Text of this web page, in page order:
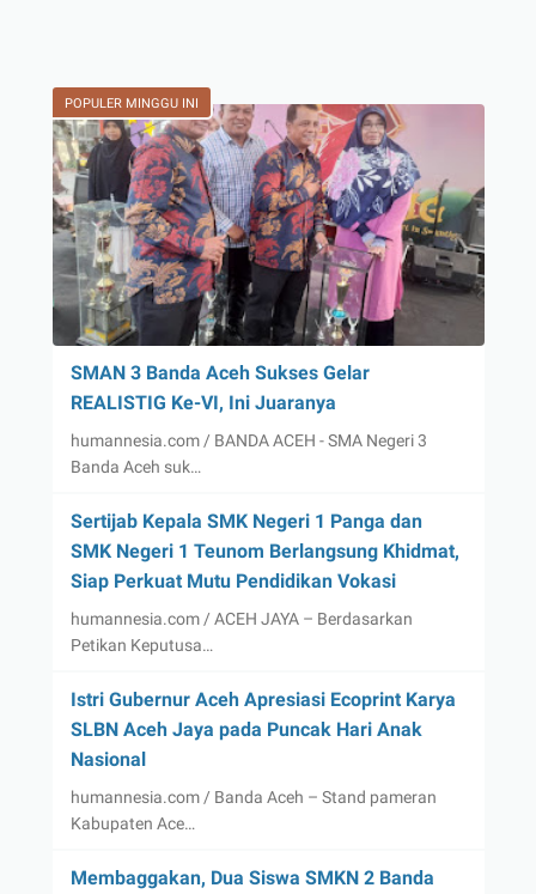
POPULER MINGGU INI
SMAN 3 Banda Aceh Sukses Gelar
REALISTIG Ke-VI, Ini Juaranya
humannesia.com / BANDA ACEH - SMA Negeri 3
Banda Aceh suk…
Sertijab Kepala SMK Negeri 1 Panga dan
SMK Negeri 1 Teunom Berlangsung Khidmat,
Siap Perkuat Mutu Pendidikan Vokasi
humannesia.com / ACEH JAYA – Berdasarkan
Petikan Keputusa…
Istri Gubernur Aceh Apresiasi Ecoprint Karya
SLBN Aceh Jaya pada Puncak Hari Anak
Nasional
humannesia.com / Banda Aceh – Stand pameran
Kabupaten Ace…
Membaggakan, Dua Siswa SMKN 2 Banda